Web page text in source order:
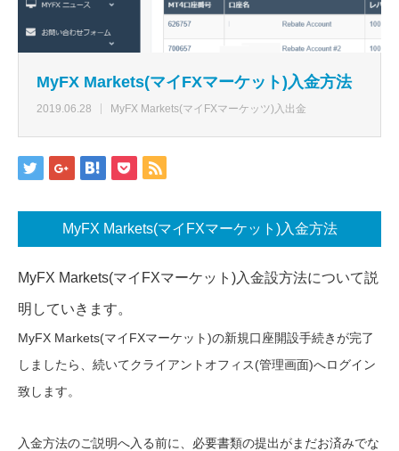
MyFX Markets(マイFXマーケット)入金方法
2019.06.28 MyFX Markets(マイFXマーケッツ)入出金
MyFX Markets(マイFXマーケット)入金方法
MyFX Markets(マイFXマーケット)入金設方法について説
明していきます。
MyFX Markets(マイFXマーケット)の新規口座開設手続きが完了
しましたら、続いてクライアントオフィス(管理画面)へログイン
致します。
入金方法のご説明へ入る前に、必要書類の提出がまだお済みでな